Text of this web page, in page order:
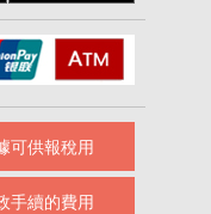
可供報稅用
手續的費用